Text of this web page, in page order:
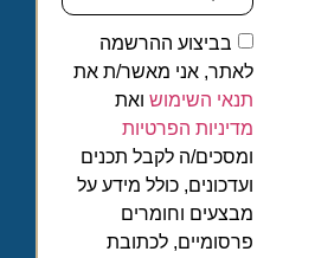
בביצוע ההרשמה
לאתר, אני מאשר/ת את
תנאי השימושואת
מדיניות הפרטיות
ומסכים/ה לקבל תכנים
ועדכונים, כולל מידע על
מבצעים וחומרים
פרסומיים, לכתובת